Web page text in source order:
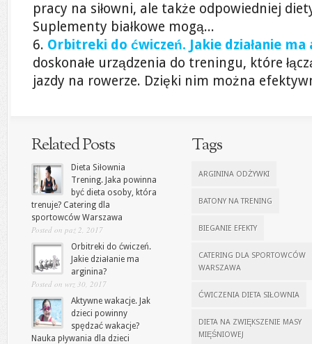
pracy na siłowni, ale także odpowiedniej
Suplementy białkowe mogą...
Orbitreki do ćwiczeń. Jakie działanie ma
doskonałe urządzenia do treningu, które
jazdy na rowerze. Dzięki nim można
Related Posts
Dieta Siłownia
Trening. Jaka powinna
być dieta osoby, która
trenuje? Catering dla
sportowców Warszawa
Posted on paź 2, 2017
Orbitreki do ćwiczeń.
Jakie działanie ma
arginina?
Posted on wrz 30, 2017
Aktywne wakacje. Jak
dzieci powinny
spędzać wakacje?
Nauka pływania dla dzieci
Tags
ARGININA ODŻYWKI
BATONY NA TRENING
BIEGANIE EFEKTY
CATERING DLA SPORTOWCÓW
WARSZAWA
ĆWICZENIA DIETA SIŁOWNIA
DIETA NA ZWIĘKSZENIE MASY
MIĘŚNIOWEJ